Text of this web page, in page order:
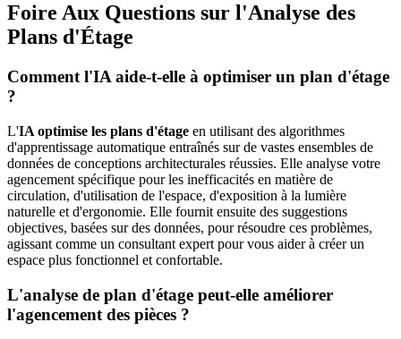
Foire Aux Questions sur l'Analyse des
Plans d'Étage
Comment l'IA aide-t-elle à optimiser un plan d'étage
?
L'IA optimise les plans d'étage en utilisant des algorithmes
d'apprentissage automatique entraînés sur de vastes ensembles de
données de conceptions architecturales réussies. Elle analyse votre
agencement spécifique pour les inefficacités en matière de
circulation, d'utilisation de l'espace, d'exposition à la lumière
naturelle et d'ergonomie. Elle fournit ensuite des suggestions
objectives, basées sur des données, pour résoudre ces problèmes,
agissant comme un consultant expert pour vous aider à créer un
espace plus fonctionnel et confortable.
L'analyse de plan d'étage peut-elle améliorer
l'agencement des pièces ?